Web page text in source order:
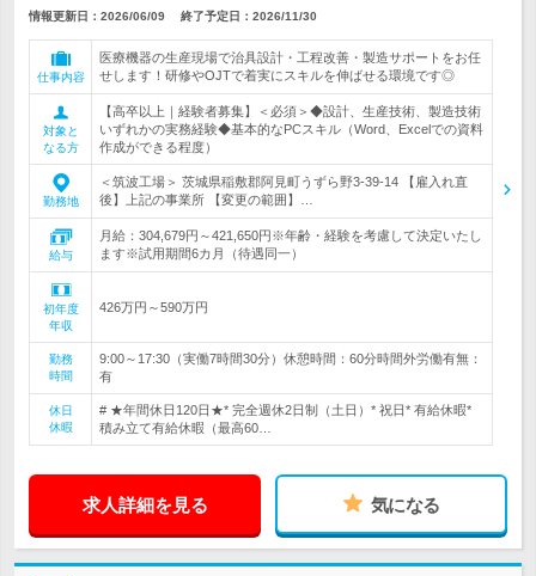
情報更新日：2026/06/09 終了予定日： 2026/11/30
仕事内容
医療機器の生産現場で治具設計・工程改善・製造サポートをお任
せします！研修やOJTで着実にスキルを伸ばせる環境です◎
対象と
なる方
【高卒以上｜経験者募集】＜必須＞◆設計、生産技術、製造技術
いずれかの実務経験◆基本的なPCスキル（Word、Excelでの資料
作成ができる程度）
勤務地
＜筑波工場＞ 茨城県稲敷郡阿見町うずら野3-39-14 【雇入れ直
後】上記の事業所 【変更の範囲】…
給与
月給：304,679円～421,650円※年齢・経験を考慮して決定いたし
ます※試用期間6カ月（待遇同一）
初年度
年収
426万円～590万円
勤務
時間
9:00～17:30（実働7時間30分）休憩時間：60分時間外労働有無：
有
休日
休暇
# ★年間休日120日★* 完全週休2日制（土日）* 祝日* 有給休暇*
積み立て有給休暇（最高60…
求人詳細を見る 気になる